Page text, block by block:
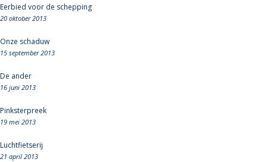
Eerbied voor de schepping
20 oktober 2013
Onze schaduw
15 september 2013
De ander
16 juni 2013
Pinksterpreek
19 mei 2013
Luchtfietserij
21 april 2013